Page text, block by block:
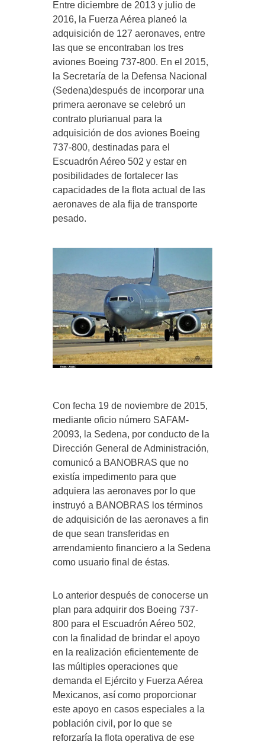
Entre diciembre de 2013 y julio de
2016, la Fuerza Aérea planeó la
adquisición de 127 aeronaves, entre
las que se encontraban los tres
aviones Boeing 737-800. En el 2015,
la Secretaría de la Defensa Nacional
(Sedena)después de incorporar una
primera aeronave se celebró un
contrato plurianual para la
adquisición de dos aviones Boeing
737-800, destinadas para el
Escuadrón Aéreo 502 y estar en
posibilidades de fortalecer las
capacidades de la flota actual de las
aeronaves de ala fija de transporte
pesado.
Con fecha 19 de noviembre de 2015,
mediante oficio número SAFAM-
20093, la Sedena, por conducto de la
Dirección General de Administración,
comunicó a BANOBRAS que no
existía impedimento para que
adquiera las aeronaves por lo que
instruyó a BANOBRAS los términos
de adquisición de las aeronaves a fin
de que sean transferidas en
arrendamiento financiero a la Sedena
como usuario final de éstas.
Lo anterior después de conocerse un
plan para adquirir dos Boeing 737-
800 para el Escuadrón Aéreo 502,
con la finalidad de brindar el apoyo
en la realización eficientemente de
las múltiples operaciones que
demanda el Ejército y Fuerza Aérea
Mexicanos, así como proporcionar
este apoyo en casos especiales a la
población civil, por lo que se
reforzaría la flota operativa de ese